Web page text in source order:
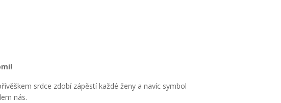
srdce zdobí zápěstí každé ženy a navíc symbol
nás.